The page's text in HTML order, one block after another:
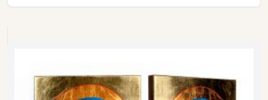
F - 29cm x 39cm 10x15 cm